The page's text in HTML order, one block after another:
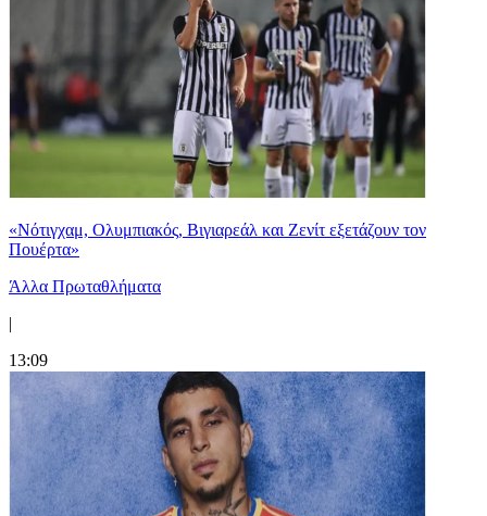
«Νότιγχαμ, Ολυμπιακός, Βιγιαρεάλ και Ζενίτ εξετάζουν τον
Πουέρτα»
Άλλα Πρωταθλήματα
|
13:09